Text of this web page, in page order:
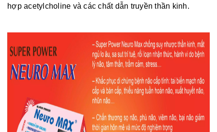
hợp acetylcholine và các chất dẫn truyền thần kinh.